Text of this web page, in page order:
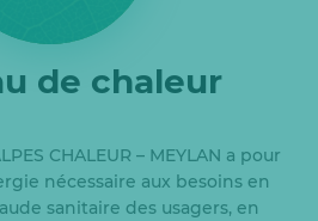
de chaleur
CHALEUR – MEYLAN a pour
nécessaire aux besoins en
sanitaire des usagers, en